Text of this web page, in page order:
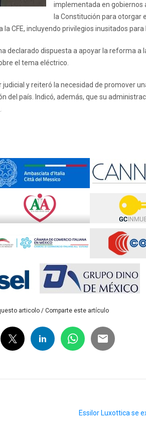
implementada en gobiernos
la Constitución para otorgar
CFE, incluyendo privilegios inusitados
declarado dispuesta a apoyar la reforma a
el tema eléctrico.
y reiteró la necesidad de promover
del país. Indicó, además, que su
articolo / Comparte este artículo
Essilor Luxottica se